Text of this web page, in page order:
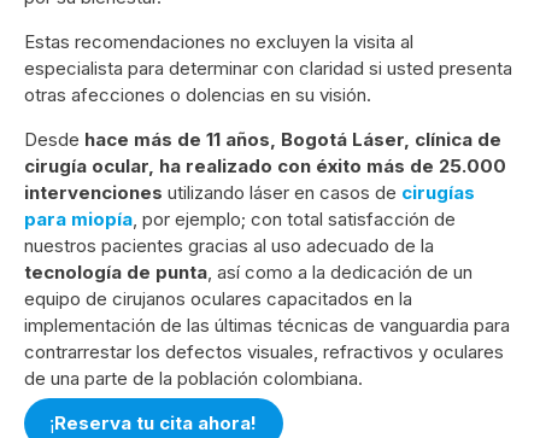
Estas recomendaciones no excluyen la visita al
especialista para determinar con claridad si usted presenta
otras afecciones o dolencias en su visión.
Desde hace más de 11 años, Bogotá Láser, clínica de
cirugía ocular, ha realizado con éxito más de 25.000
intervenciones utilizando láser en casos de cirugías
para miopía, por ejemplo; con total satisfacción de
nuestros pacientes gracias al uso adecuado de la
tecnología de punta, así como a la dedicación de un
equipo de cirujanos oculares capacitados en la
implementación de las últimas técnicas de vanguardia para
contrarrestar los defectos visuales, refractivos y oculares
de una parte de la población colombiana.
¡Reserva tu cita ahora!